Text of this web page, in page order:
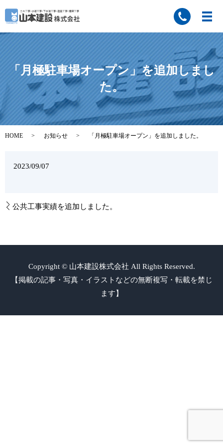
「月極駐車場オープン」を追加しまし
た。
HOME お知らせ 「月極駐車場オープン」を追加しました。
2023/09/07
公共工事実績を追加しました。
Copyright © 山本建設株式会社 All Rights Reserved.
【掲載の記事・写真・イラストなどの無断複写・転載を禁じ
ます】